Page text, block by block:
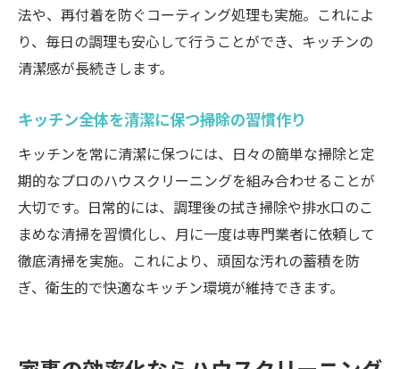
法や、再付着を防ぐコーティング処理も実施。これによ
り、毎日の調理も安心して行うことができ、キッチンの
清潔感が長続きします。
キッチン全体を清潔に保つ掃除の習慣作り
キッチンを常に清潔に保つには、日々の簡単な掃除と定
期的なプロのハウスクリーニングを組み合わせることが
大切です。日常的には、調理後の拭き掃除や排水口のこ
まめな清掃を習慣化し、月に一度は専門業者に依頼して
徹底清掃を実施。これにより、頑固な汚れの蓄積を防
ぎ、衛生的で快適なキッチン環境が維持できます。